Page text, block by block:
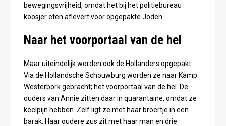
bewegingsvrijheid, omdat het bij het politiebureau
koosjer eten aflevert voor opgepakte Joden.
Naar het voorportaal van de hel
Maar uiteindelijk worden ook de Hollanders opgepakt.
Via de Hollandsche Schouwburg worden ze naar Kamp
Westerbork gebracht; het voorportaal van de hel. De
ouders van Annie zitten daar in quarantaine, omdat ze
keelpijn hebben. Zelf ligt ze met haar broertje in een
barak. Haar oudere zus zit met haar man en drie